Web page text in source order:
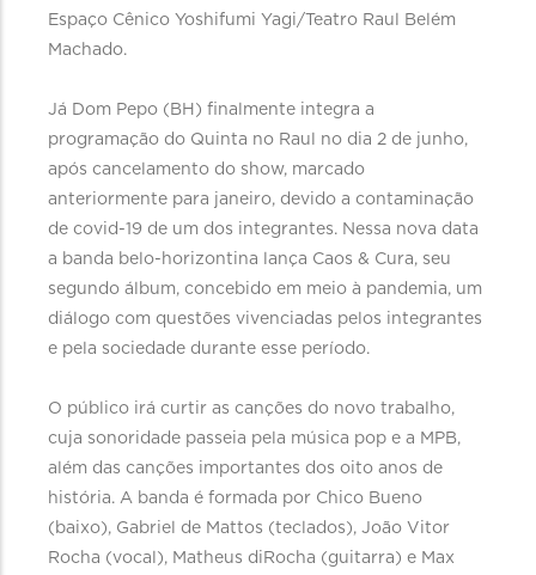
Espaço Cênico Yoshifumi Yagi/Teatro Raul Belém
Machado.
Já Dom Pepo (BH) finalmente integra a
programação do Quinta no Raul no dia 2 de junho,
após cancelamento do show, marcado
anteriormente para janeiro, devido a contaminação
de covid-19 de um dos integrantes. Nessa nova data
a banda belo-horizontina lança Caos & Cura, seu
segundo álbum, concebido em meio à pandemia, um
diálogo com questões vivenciadas pelos integrantes
e pela sociedade durante esse período.
O público irá curtir as canções do novo trabalho,
cuja sonoridade passeia pela música pop e a MPB,
além das canções importantes dos oito anos de
história. A banda é formada por Chico Bueno
(baixo), Gabriel de Mattos (teclados), João Vitor
Rocha (vocal), Matheus diRocha (guitarra) e Max